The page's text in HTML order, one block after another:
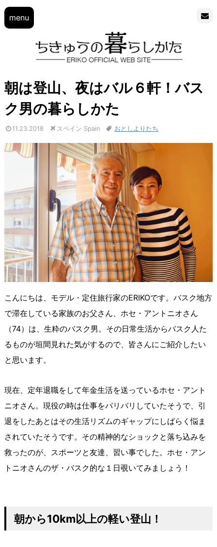
menu
朝は登山、夜はバル６軒！バス
ク男の暮らしかた
11.23.2018 スペイン Spain おとしよりたち
こんにちは、モデル・定住旅行家のERIKOです。バスク地方
で滞在している家族のお父さん、ホセ・アントニオさん
（74）は、生粋のバスク男。その日常生活からバスク人た
るものが垣間見れた気がするので、皆さんにご紹介したい
と思います。
現在、定年退職をして年金生活を送っているホセ・アント
ニオさん。現役の時は仕事をバリバリしていたそうで、引
退をしたあとはその生活リズムのギャップにしばらく悩ま
されていたそうです。その精神的なショックと落ち込みを
救ったのが、スポーツと友達、習い事でした。ホセ・アン
トニオさんのザ・バスク的な１日覗いてみましょう！
朝から10km以上の軽い登山！